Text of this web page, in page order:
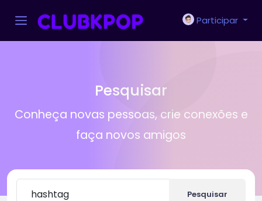
Participar
Pesquisar
Conheça novas pessoas, crie conexões e
faça novos amigos
Pesquisar